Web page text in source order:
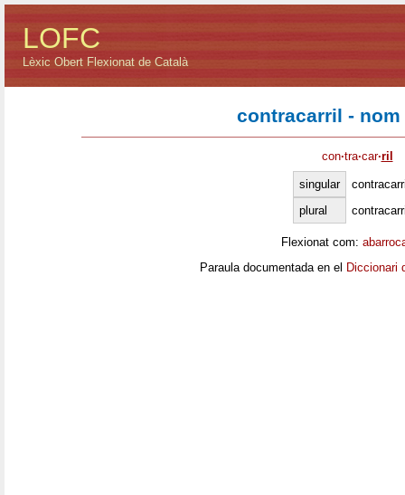
LOFC
Lèxic Obert Flexionat de Català
contracarril -
con·tra·car·ril
singular
plural
Flexionat com:
Paraula documentada en el Diccionari